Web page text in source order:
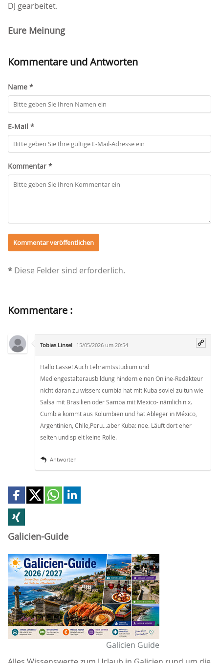
DJ gearbeitet.
Eure Meinung
Kommentare und Antworten
Name *
E-Mail *
Kommentar *
* Diese Felder sind erforderlich.
Kommentare :
Tobias Linsel 15/05/2026 um 20:54
Hallo Lasse! Auch Lehramtsstudium und
Mediengestalterausbildung hindern einen Online-Redakteur
nicht daran zu wissen: cumbia hat mit Kuba soviel zu tun wie
Salsa mit Brasilien oder Samba mit Mexico- nämlich nix.
Cumbia kommt aus Kolumbien und hat Ableger in México,
Argentinien, Chile,Peru...aber Kuba: nee. Läuft dort eher
selten und spielt keine Rolle.
Antworten
Galicien-Guide
Galicien Guide